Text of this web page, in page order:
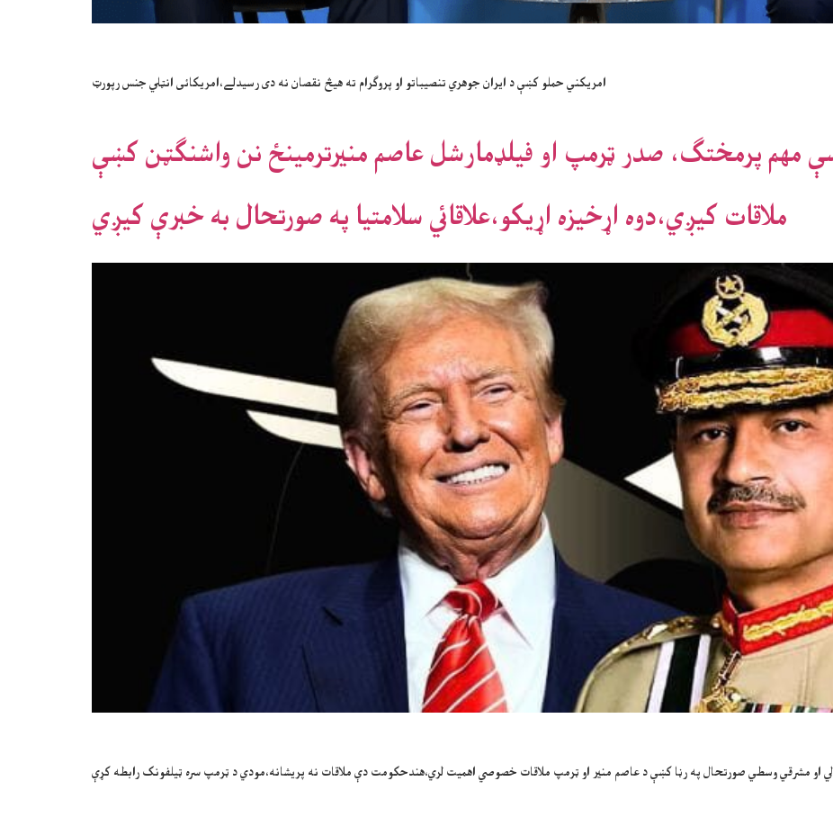
امريکني حملو کښې د ايران جوهري تنصيباتو او پروګرام ته هيڅ نقصان نه دی رسيدلے،امريکائی انټلي جنس رپورټ
مهم پرمختګ، صدر ټرمپ او فيلډمارشل عاصم منيرترمينځ نن واشنګټن کښې
ملاقات کيږي،دوه اړخيزه اړيکو،علاقائي سلامتيا په صورتحال به خبرې کيږي
او مشرقي وسطي صورتحال په رڼا کښې د عاصم منير او ټرمپ ملاقات خصوصي اهميت لري،هندحکومت دې ملاقات نه پريشانه،مودي د ټرمپ سره ټيلفونک رابطه کړې